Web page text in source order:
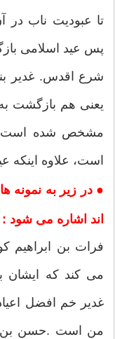
تا عبودیت ناب در
پس عید اسلامی
شرع اقدس. غدیر
یعنی هم بازگشت
مشخص شده است.
است، علاوه اینكه
● در زیر به نمونه
اند اشاره می شود :
فرات بن ابراهیم
می كند كه ایشان
غدیر خم افضل
من است .حسن بن